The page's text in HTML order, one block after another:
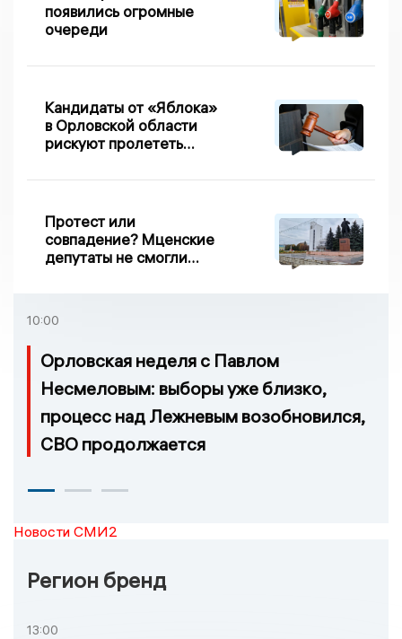
появились огромные
очереди
Кандидаты от «Яблока»
в Орловской области
рискуют пролететь
Протест или
совпадение? Мценские
депутаты не смогли
10:00
Орловская неделя с Павлом
Несмеловым: выборы уже близко,
процесс над Лежневым возобновился,
СВО продолжается
Новости СМИ2
Регион бренд
13:00